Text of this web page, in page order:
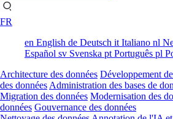
FR
en English de Deutsch it Italiano nl
Español sv Svenska pt Português pl
Architecture des données Développement
des données Administration des bases de
Migration des données Modernisation des
données Gouvernance des données